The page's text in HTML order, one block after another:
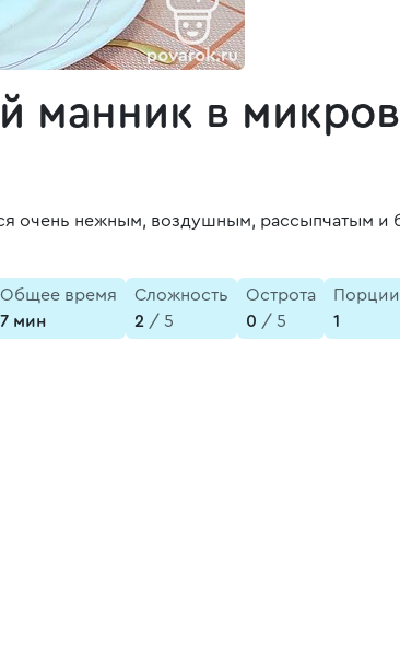
в
очень нежным, воздушным, рассыпчатым и
Общее время
7 мин
Сложность
2 / 5
Острота
0 / 5
Порции
1